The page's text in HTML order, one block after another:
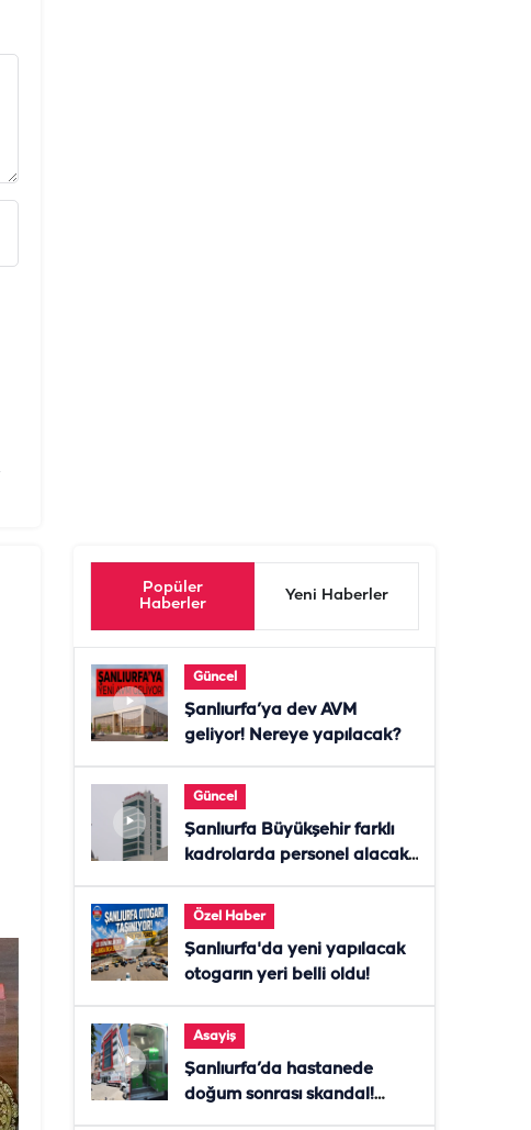
Popüler
Haberler
Yeni Haberler
Güncel
Şanlıurfa’ya dev AVM
geliyor! Nereye yapılacak?
Güncel
Şanlıurfa Büyükşehir farklı
kadrolarda personel alacak!
Özel Haber
Şanlıurfa'da yeni yapılacak
otogarın yeri belli oldu!
Asayiş
Şanlıurfa’da hastanede
doğum sonrası skandal!